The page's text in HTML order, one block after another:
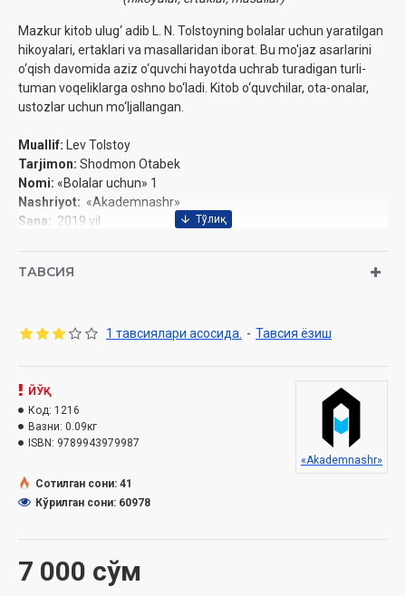
Mazkur kitob ulug‘ adib L. N. Tolstoyning bolalar uchun yaratilgan
hikoyalari, ertaklari va masallaridan iborat. Bu mo'jaz asarlarini
o‘qish davomida aziz o‘quvchi hayotda uchrab turadigan turli-
tuman voqeliklarga oshno bo‘ladi. Kitob o‘quvchilar, ota-onalar,
ustozlar uchun mo‘ljallangan.
Muallif: Lev Tolstoy
Tarjimon: Shodmon Otabek
Nomi: «Bolalar uchun» 1
Nashriyot: «Akademnashr»
Sana: 2019 yil
ISBN:978-9943-4910-8-3
ТАВСИЯ
1 тавсиялари асосида. - Тавсия ёзиш
7 000 сўм
ЙЎҚ
Код: 1216
Вазни: 0.09кг
ISBN: 9789943979987
«Akademnashr»
Сотилган сони: 41
Кўрилган сони: 60978